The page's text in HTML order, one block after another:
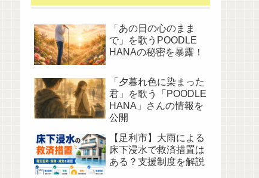
「あの日の心のまま
で」を歌うPOODLE
HANAの秘密を暴露！
「夕暮れ色に染まった
君」を歌う「POODLE
HANA」さんの情報を
公開
【足利市】大雨による
床下浸水で救済措置は
ある？支援制度を解説